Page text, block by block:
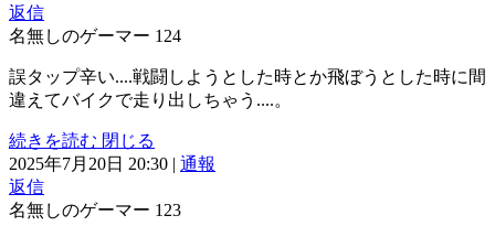
返信
名無しのゲーマー 124
誤タップ辛い....戦闘しようとした時とか飛ぼうとした時に間
違えてバイクで走り出しちゃう....。
続きを読む 閉じる
2025年7月20日 20:30 | 通報
返信
名無しのゲーマー 123